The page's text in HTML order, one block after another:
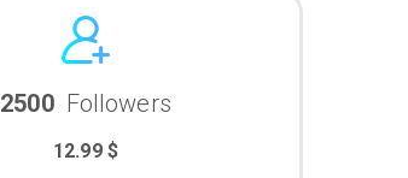
2500 Followers
12.99 $